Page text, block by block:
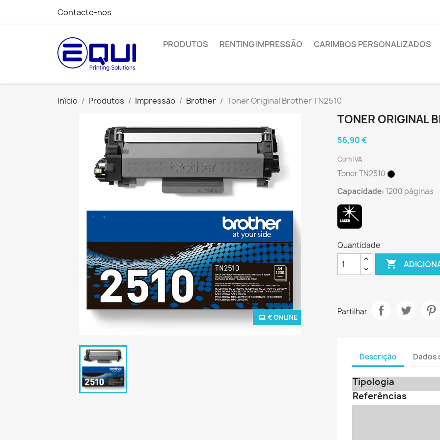
Contacte-nos
PRODUTOS RENTING IMPRESSÃO CARIMBOS PERSONALIZADOS
Início Produtos Impressão Brother Toner Original Brother TN2510
€ ONLINE
TONER ORIGINAL
56,90 €
Com IVA
Toner TN2510
Capacidade: 1200 páginas
Quantidade

Partilhar
Descrição Dados
Tipologia
Referências